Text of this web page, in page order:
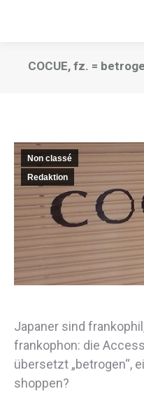
COCUE, fz. =
Non classé
Redaktion
Japaner sind
frankophon: die
übersetzt „betrogen“,
shoppen?